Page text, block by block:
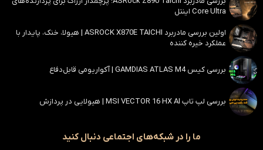
Core Ultra اینتل
اولین بررسی مادربرد ASROCK X870E TAICHI | هیولا، خنک، پایدار با
عملکرد خیره کننده
بررسی کیس GAMDIAS ATLAS M4 | آکواریومی قابل‌دفاع
بررسی لپ تاپ MSI VECTOR 16 HX AI | هیولایی در پردازش
ما را در شبکه‌های اجتماعی دنبال کنید